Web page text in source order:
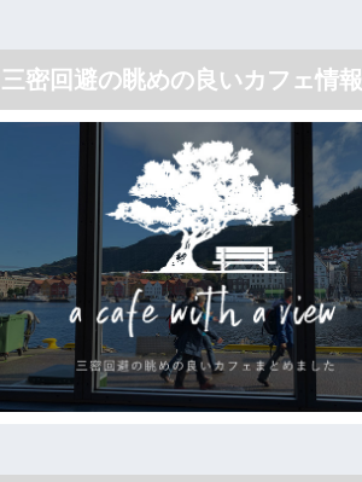
三密回避の眺めの良いカフェ情報